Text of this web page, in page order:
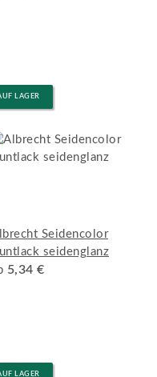
LAGER
Seidencolor
seidenglanz
5,34 €
LAGER